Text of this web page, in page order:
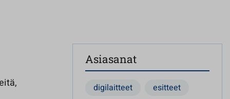
Asiasanat
digilaitteet
esitteet